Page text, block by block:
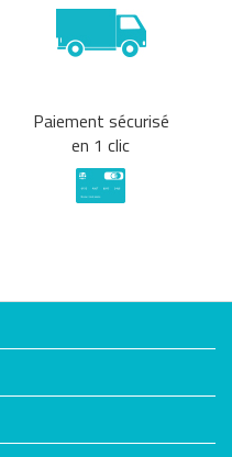
Paiement sécurisé
en 1 clic